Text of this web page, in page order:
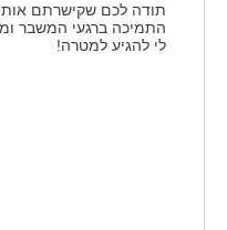
תודה לכם שקישרתם
התמיכה ברגעי המשבר
לי להגיע למטרה!